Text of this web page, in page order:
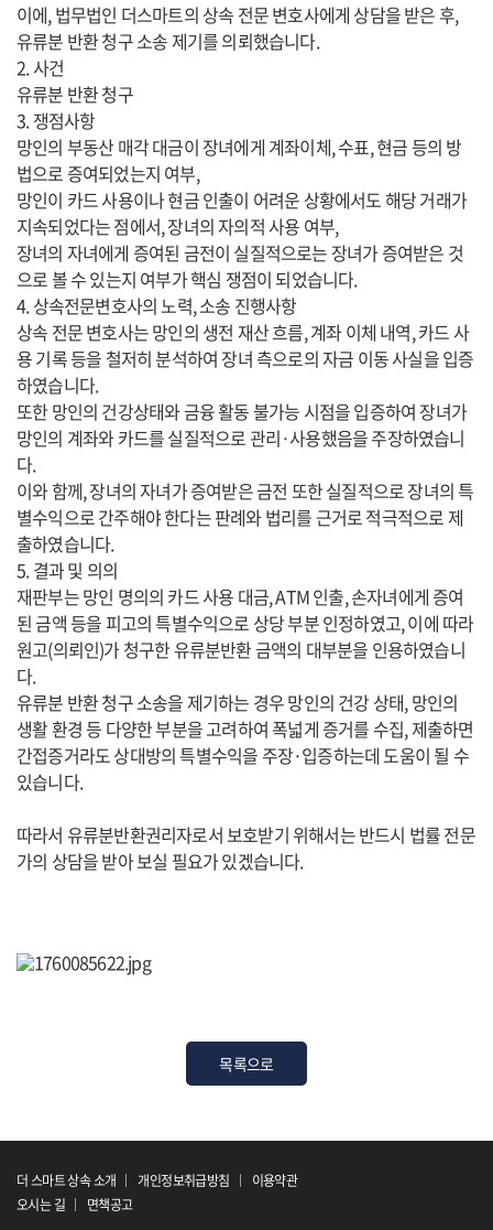
이에, 법무법인 더스마트의 상속 전문 변호사에게 상담을 받은 후,
유류분 반환 청구 소송 제기를 의뢰했습니다.
2. 사건
유류분 반환 청구
3. 쟁점사항
망인의 부동산 매각 대금이 장녀에게 계좌이체, 수표, 현금 등의 방
법으로 증여되었는지 여부,
망인이 카드 사용이나 현금 인출이 어려운 상황에서도 해당 거래가
지속되었다는 점에서, 장녀의 자의적 사용 여부,
장녀의 자녀에게 증여된 금전이 실질적으로는 장녀가 증여받은 것
으로 볼 수 있는지 여부가 핵심 쟁점이 되었습니다.
4. 상속전문변호사의 노력, 소송 진행사항
상속 전문 변호사는 망인의 생전 재산 흐름, 계좌 이체 내역, 카드 사
용 기록 등을 철저히 분석하여 장녀 측으로의 자금 이동 사실을 입증
하였습니다.
또한 망인의 건강상태와 금융 활동 불가능 시점을 입증하여 장녀가
망인의 계좌와 카드를 실질적으로 관리·사용했음을 주장하였습니
다.
이와 함께, 장녀의 자녀가 증여받은 금전 또한 실질적으로 장녀의 특
별수익으로 간주해야 한다는 판례와 법리를 근거로 적극적으로 제
출하였습니다.
5. 결과 및 의의
재판부는 망인 명의의 카드 사용 대금, ATM 인출, 손자녀에게 증여
된 금액 등을 피고의 특별수익으로 상당 부분 인정하였고, 이에 따라
원고(의뢰인)가 청구한 유류분반환 금액의 대부분을 인용하였습니
다.
유류분 반환 청구 소송을 제기하는 경우 망인의 건강 상태, 망인의
생활 환경 등 다양한 부분을 고려하여 폭넓게 증거를 수집, 제출하면
간접증거라도 상대방의 특별수익을 주장·입증하는데 도움이 될 수
있습니다.
따라서 유류분반환권리자로서 보호받기 위해서는 반드시 법률 전문
가의 상담을 받아 보실 필요가 있겠습니다.
목록으로
더 스마트 상속 소개 개인정보취급방침
이용약관
오시는 길
면책공고